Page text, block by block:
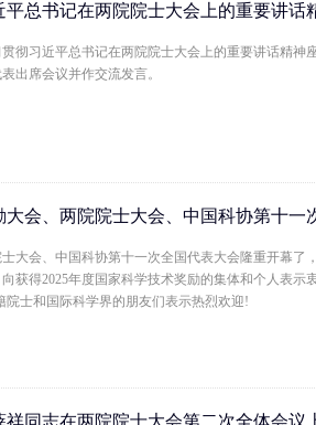
总书记在两院院士大会上的重要讲话
彻习近平总书记在两院院士大会上的重要讲话精神
出席会议并作交流发言。
会、两院院士大会、中国科协第十一
大会、中国科协第十一次全国代表大会隆重开幕了
获得2025年度国家科学技术奖励的集体和个人表示
士和国际科学界的朋友们表示热烈欢迎!
同志在两院院士大会第二次全体会议